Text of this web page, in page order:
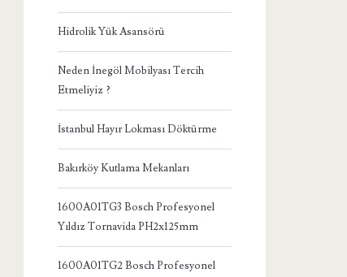
Hidrolik Yük Asansörü
Neden İnegöl Mobilyası Tercih
Etmeliyiz ?
İstanbul Hayır Lokması Döktürme
Bakırköy Kutlama Mekanları
1600A01TG3 Bosch Profesyonel
Yıldız Tornavida PH2x125mm
1600A01TG2 Bosch Profesyonel